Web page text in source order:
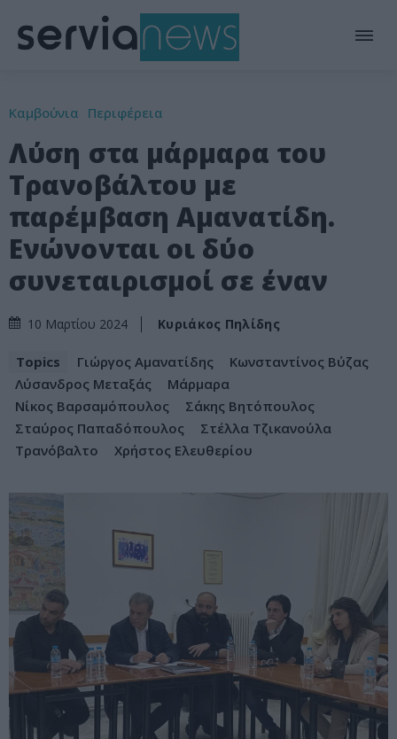
Καμβούνια Περιφέρεια
Λύση στα μάρμαρα του
Τρανοβάλτου με
παρέμβαση Αμανατίδη.
Ενώνονται οι δύο
συνεταιρισμοί σε έναν
10 Μαρτίου 2024 Κυριάκος Πηλίδης
Topics Γιώργος Αμανατίδης
Κωνσταντίνος Βύζας
Λύσανδρος Μεταξάς
Μάρμαρα
Νίκος Βαρσαμόπουλος
Σάκης Βητόπουλος
Σταύρος Παπαδόπουλος
Στέλλα Τζικανούλα
Τρανόβαλτο
Χρήστος Ελευθερίου